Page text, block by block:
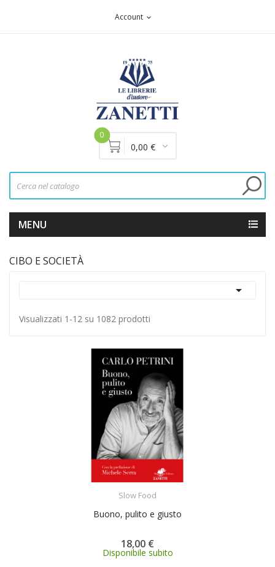
Account expand_more
0
0,00 €
MENU
CIBO E SOCIETÀ

Visualizzati 1-12 su 1082 prodotti
Slow Food
Buono, pulito e giusto
18,00 €
Disponibile subito